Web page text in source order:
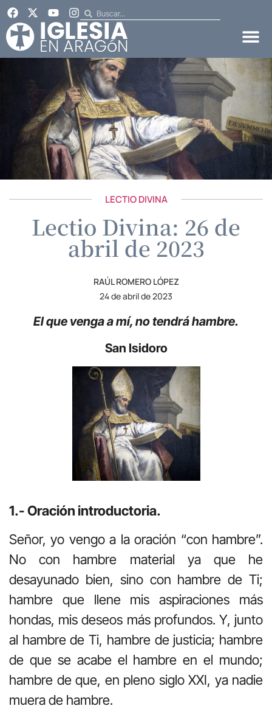
LECTIO DIVINA
Lectio Divina: 26 de
abril de 2023
RAÚL ROMERO LÓPEZ
24 de abril de 2023
El que venga a mí, no tendrá hambre.
San Isidoro
1.- Oración introductoria.
Señor, yo vengo a la oración “con hambre”.
No con hambre material ya que he
desayunado bien, sino con hambre de Ti;
hambre que llene mis aspiraciones más
hondas, mis deseos más profundos. Y, junto
al hambre de Ti, hambre de justicia; hambre
de que se acabe el hambre en el mundo;
hambre de que, en pleno siglo XXI, ya nadie
muera de hambre.